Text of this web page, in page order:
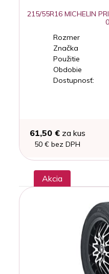
215/55R16 MICHELIN
Rozmer
Značka
Použitie
Obdobie
Dostupnosť:
61,50 €za kus
50 € bez DPH
Akcia